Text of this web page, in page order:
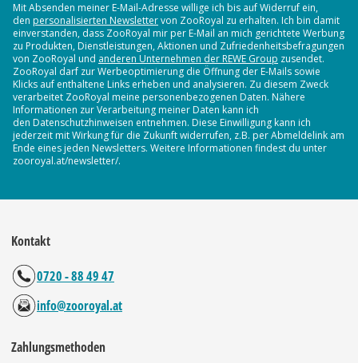
Mit Absenden meiner E-Mail-Adresse willige ich bis auf Widerruf ein,
den personalisierten Newslettervon ZooRoyal zu erhalten. Ich bin damit
einverstanden, dass ZooRoyal mir per E-Mail an mich gerichtete Werbung
zu Produkten, Dienstleistungen, Aktionen und Zufriedenheitsbefragungen
von ZooRoyal und anderen Unternehmen der REWE Group zusendet.
ZooRoyal darf zur Werbeoptimierung die Öffnung der E-Mails sowie
Klicks auf enthaltene Links erheben und analysieren. Zu diesem Zweck
verarbeitet ZooRoyal meine personenbezogenen Daten. Nähere
Informationen zur Verarbeitung meiner Daten kann ich
den Datenschutzhinweisen entnehmen. Diese Einwilligung kann ich
jederzeit mit Wirkung für die Zukunft widerrufen, z.B. per Abmeldelink am
Ende eines jeden Newsletters. Weitere Informationen findest du unter
zooroyal.at/newsletter/.
Kontakt
0720 - 88 49 47
info@zooroyal.at
Zahlungsmethoden